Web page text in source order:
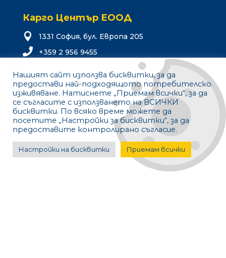
Карго Център ЕООД
 1331 София, бул. Европа 205
 +359 2 956 9455
Услуги
Транспорт в България
Международен транспорт
Складиране и логистика
Нашият сайт използва бисквитки, за да
предостави най-подходящото потребителско
изживяване. Натиснете „Приемам всички“, за да
се съгласите с използването на ВСИЧКИ
бисквитки. По всяко време можете да
посетите „Настройки за бисквитки“, за да
предоставите контролирано съгласие.
Настройки на бисквитки Приемам всички